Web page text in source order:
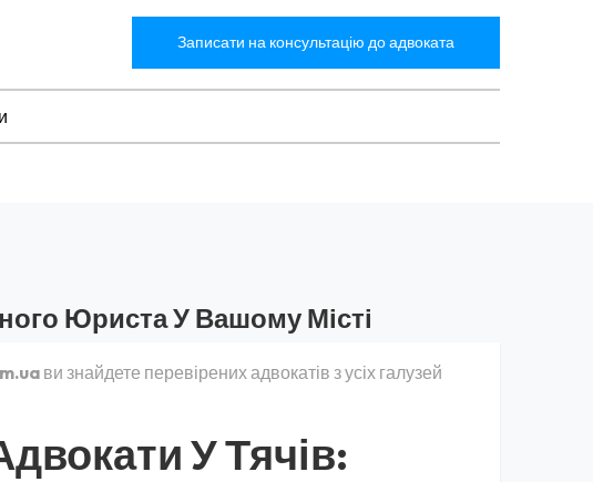
Записати на консультацію до адвоката
Юриста У Вашому Місті
ви знайдете перевірених адвокатів з усіх галузей
У Тячів: